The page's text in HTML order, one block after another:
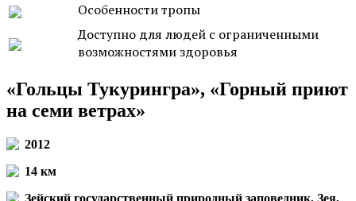
Особенности тропы
Доступно для людей с ограниченными
возможностями здоровья
«Гольцы Тукурингра», «Горный приют
на семи ветрах»
2012
14 км
Зейский государственный природный заповедник, Зея,